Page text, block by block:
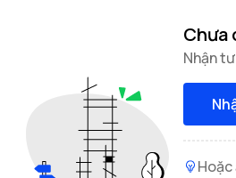
Chưa
Nhận
Hoặc